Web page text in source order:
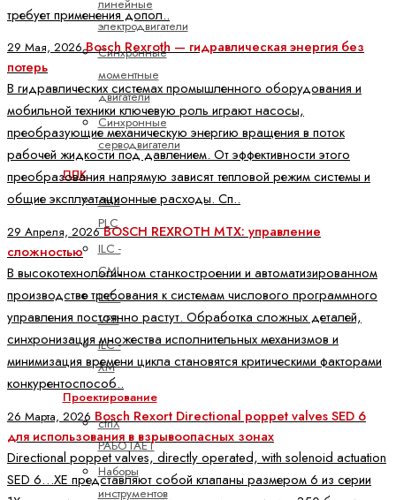
линейные
электродвигатели
Синхронные
моментные
двигатели
Синхронные
серводвигатели
ПЛК
ctrlX
PLC
ILC -
CML
ILC -
VPB
ILC -
XM
Проектирование
ctrlX
РАБОТАЕТ
Наборы
инструментов
требует применения допол..
29 Мая, 2026Bosch Rexroth — гидравлическая энергия без
потерь
В гидравлических системах промышленного оборудования и
мобильной техники ключевую роль играют насосы,
преобразующие механическую энергию вращения в поток
рабочей жидкости под давлением. От эффективности этого
преобразования напрямую зависят тепловой режим системы и
общие эксплуатационные расходы. Сп..
29 Апреля, 2026BOSCH REXROTH MTX: управление
сложностью
В высокотехнологичном станкостроении и автоматизированном
производстве требования к системам числового программного
управления постоянно растут. Обработка сложных деталей,
синхронизация множества исполнительных механизмов и
минимизация времени цикла становятся критическими факторами
конкурентоспособ..
26 Марта, 2026 Bosch Rexort Directional poppet valves SED 6
для использования в взрывоопасных зонах
Directional poppet valves, directly operated, with solenoid actuation
SED 6…XE представляют собой клапаны размером 6 из серии